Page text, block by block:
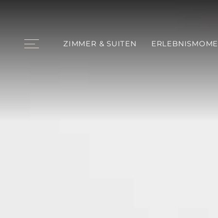
ZIMMER & SUITEN